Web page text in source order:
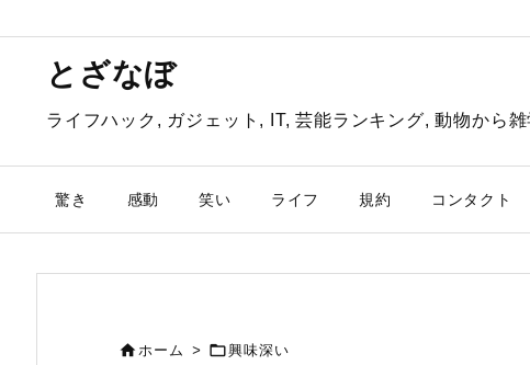
とざなぼ
ライフハック, ガジェット, IT, 芸能ランキング, 動物から
驚き 感動 笑い ライフ 規約 コンタクト
ホーム > 興味深い